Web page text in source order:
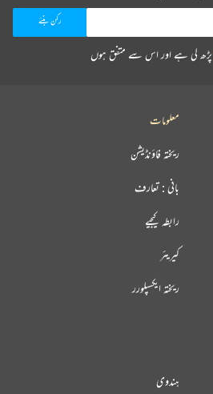
پڑھ لی ہے اور اس سے متفق ہوں
معلومات
ریختہ فاؤنڈیشن
بانی : تعارف
رابطہ کیجیے
کیریئر
ریختہ ایکسپلورر
ہندوی